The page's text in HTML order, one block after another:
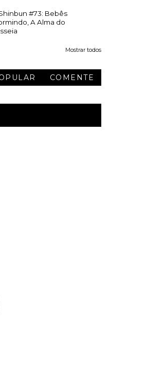
#73: Bebês
A Alma do
Mostrar todos
COMENTE